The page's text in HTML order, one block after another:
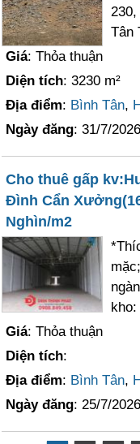
Tân
Giá: Thỏa thuận
Diện tích: 3230 m²
Địa điểm: Bình Tân,
Ngày đăng: 31/7/2026
Cho thuê gấp
Đình Cẩn
Nghìn/m2
Giá: Thỏa thuận
Diện tích:
Địa điểm: Bình Tân,
Ngày đăng: 25/7/2026